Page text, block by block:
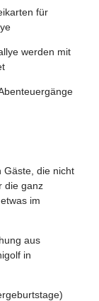
für
werden mit
Gäste, die nicht
die ganz
im
aus
in